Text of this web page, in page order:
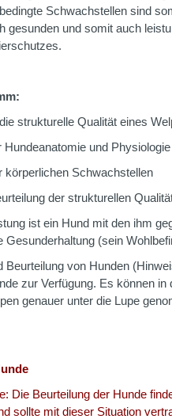
Schwachstellen sind
gesunden und somit auch
strukturelle Qualität eines
Hundeanatomie und
körperlichen Schwachstellen
der strukturellen
ist ein Hund mit den ihm
Gesunderhaltung (sein
Beurteilung von Hunden
zur Verfügung. Es können
genauer unter die Lupe
Die Beurteilung der Hunde
sollte mit dieser Situation